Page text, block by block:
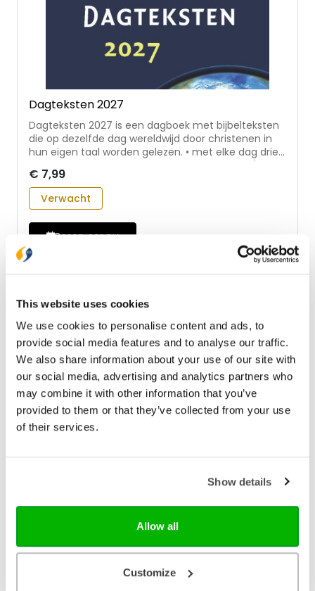
This website uses cookies
We use cookies to personalise content and ads, to
provide social media features and to analyse our traffic.
We also share information about your use of our site with
our social media, advertising and analytics partners who
may combine it with other information that you’ve
provided to them or that they’ve collected from your use
of their services.
Show details
Allow all
Customize
Dagteksten 2027
Dagteksten 2027 is een dagboek met bijbelteksten
die op dezelfde dag wereldwijd door christenen in
hun eigen taal worden gelezen. • met elke dag drie
terugkerende elementen: twee bijbelteksten (één
uit het Oude en één uit het Nieuwe Testament) en
een lied of gedicht dat de Evangelische
Broedergemeente erbij heeft gezocht • door het
binnenzak of tas Dagteksten wordt jaarlijks
samengesteld door de Evangelische
Broedergemeente. Het boek verschijnt in meer dan
zestig talen.
€ 7,99
Verwacht
Reserveer nu
iedere dag twee overdenkingen: één voor jongeren
persoonlijke bezinning. • inclusief extra’s als
kinderpuzzels, buitenlandse recepten en verhalen
uit landen waar de GZB werkt • met medewerking